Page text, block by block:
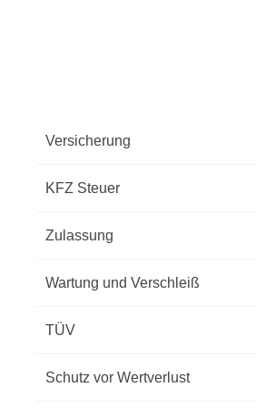
Versicherung
KFZ Steuer
Zulassung
Wartung und Verschleiß
TÜV
Schutz vor Wertverlust